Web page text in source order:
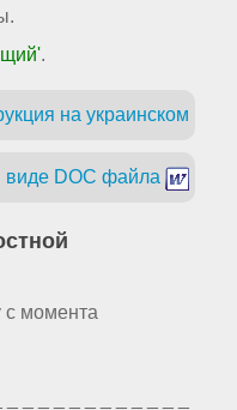
.
на украинском
виде DOC файла
с момента
_ _ _ _ _ _ _ _ _ _ _